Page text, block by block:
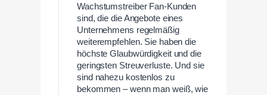
Wachstumstreiber Fan-Kunden
sind, die die Angebote eines
Unternehmens regelmäßig
weiterempfehlen. Sie haben die
höchste Glaubwürdigkeit und die
geringsten Streuverluste. Und sie
sind nahezu kostenlos zu
bekommen – wenn man weiß, wie